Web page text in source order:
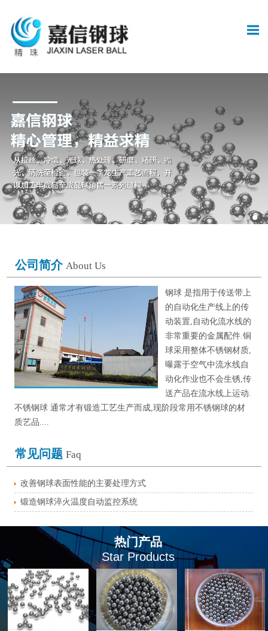
公司简介 About Us
钢球 是指用于传送带上
的自动化生产线上的传
动装置,自动化流水线的
非常重要的金属配件.铜
球采用整体不锈钢材质,
曝露于空气中流水线自
动化作业也不会生锈,传
送产品在流水线上运动.
不锈钢球 通常才有锻造工艺生产而成,现阶段常用不锈钢球的材
质艺品....
常见问题 Faq
改善钢球表面性能的主要处理方式
锻造钢球淬火温度自动监控系统
热门产品
Star Products